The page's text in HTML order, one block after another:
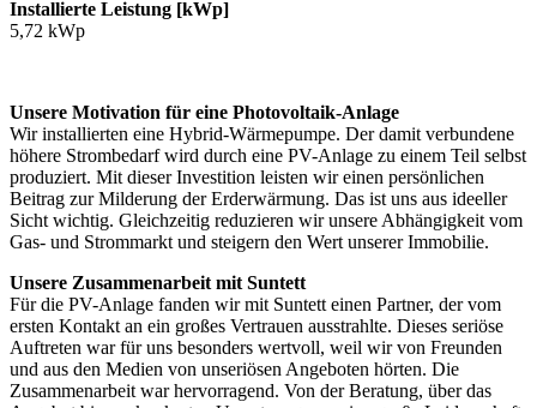
Installierte Leistung [kWp]
5,72 kWp
Unsere Motivation für eine Photovoltaik-Anlage
Wir installierten eine Hybrid-Wärmepumpe. Der damit verbundene
höhere Strombedarf wird durch eine PV-Anlage zu einem Teil selbst
produziert. Mit dieser Investition leisten wir einen persönlichen
Beitrag zur Milderung der Erderwärmung. Das ist uns aus ideeller
Sicht wichtig. Gleichzeitig reduzieren wir unsere Abhängigkeit vom
Gas- und Strommarkt und steigern den Wert unserer Immobilie.
Unsere Zusammenarbeit mit Suntett
Für die PV-Anlage fanden wir mit Suntett einen Partner, der vom
ersten Kontakt an ein großes Vertrauen ausstrahlte. Dieses seriöse
Auftreten war für uns besonders wertvoll, weil wir von Freunden
und aus den Medien von unseriösen Angeboten hörten. Die
Zusammenarbeit war hervorragend. Von der Beratung, über das